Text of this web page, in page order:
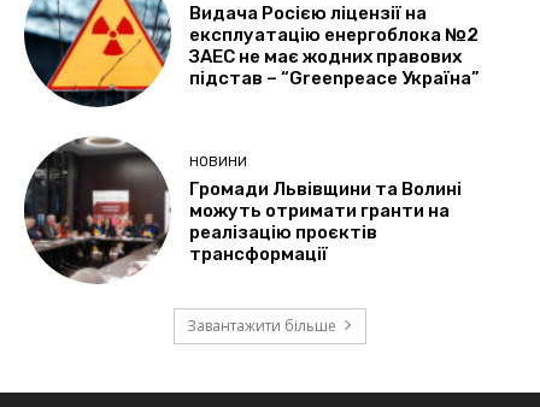
Видача Росією ліцензії на
експлуатацію енергоблока №2
ЗАЕС не має жодних правових
підстав – “Greenpeace Україна”
НОВИНИ
Громади Львівщини та Волині
можуть отримати гранти на
реалізацію проєктів
трансформації
Завантажити більше